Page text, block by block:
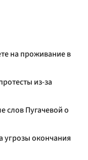
на проживание в
из-за
слов Пугачевой о
угрозы окончания